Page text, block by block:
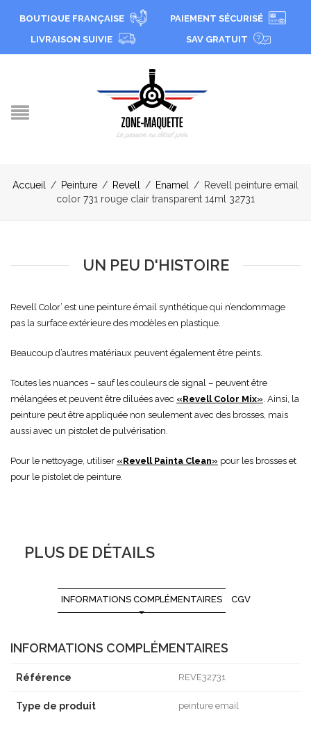
BOUTIQUE FRANÇAISE
PAIEMENT SÉCURISÉ
LIVRAISON SUIVIE
SAV GRATUIT
Accueil / Peinture / Revell / Enamel / Revell peinture email
color 731 rouge clair transparent 14ml 32731
UN PEU D'HISTOIRE
Revell Color’ est une peinture émail synthétique qui n’endommage
pas la surface extérieure des modèles en plastique.
Beaucoup d’autres matériaux peuvent également être peints.
Toutes les nuances – sauf les couleurs de signal – peuvent être
mélangées et peuvent être diluées avec «Revell Color Mix». Ainsi, la
peinture peut être appliquée non seulement avec des brosses, mais
aussi avec un pistolet de pulvérisation.
Pour le nettoyage, utiliser «Revell Painta Clean» pour les brosses et
pour le pistolet de peinture.
PLUS DE DÉTAILS
INFORMATIONS COMPLÉMENTAIRES CGV
INFORMATIONS COMPLÉMENTAIRES
Référence REVE32731
Type de produit peinture email